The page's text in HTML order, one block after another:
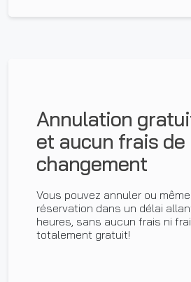
Annulation
et aucun frais de
changement
Vous pouvez annuler ou
réservation dans un délai
heures, sans aucun frais ni
totalement gratuit!